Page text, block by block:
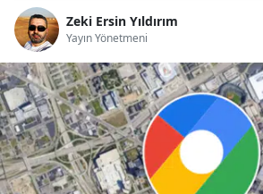
Zeki Ersin Yıldırım
Yayın Yönetmeni